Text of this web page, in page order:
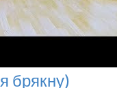
брякну)